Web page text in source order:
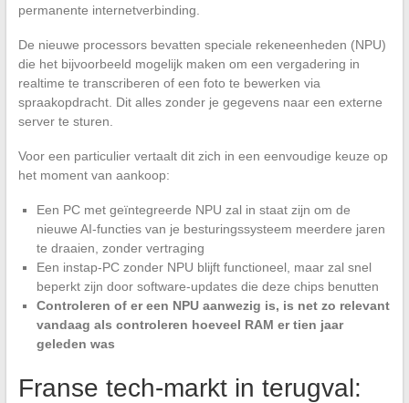
permanente internetverbinding.
De nieuwe processors bevatten speciale rekeneenheden (NPU)
die het bijvoorbeeld mogelijk maken om een vergadering in
realtime te transcriberen of een foto te bewerken via
spraakopdracht. Dit alles zonder je gegevens naar een externe
server te sturen.
Voor een particulier vertaalt dit zich in een eenvoudige keuze op
het moment van aankoop:
Een PC met geïntegreerde NPU zal in staat zijn om de
nieuwe AI-functies van je besturingssysteem meerdere jaren
te draaien, zonder vertraging
Een instap-PC zonder NPU blijft functioneel, maar zal snel
beperkt zijn door software-updates die deze chips benutten
Controleren of er een NPU aanwezig is, is net zo relevant
vandaag als controleren hoeveel RAM er tien jaar
geleden was
Franse tech-markt in terugval: